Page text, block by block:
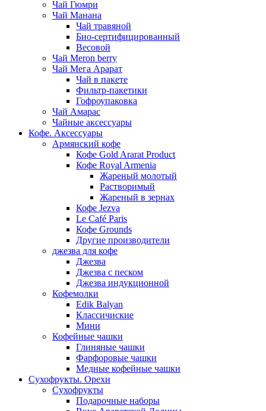
Чай Гюмри
Чай Манана
Чай травяной
Био-сертифицированный
Весовой
Чай Meron berry
Чай Мега Арарат
Чай в пакете
Фильтр-пакетики
Гофроупаковка
Чай Амарас
Чайные аксессуары
Кофе. Аксессуары
Армянский кофе
Кофе Gold Ararat Product
Кофе Royal Armenia
Жареный молотый
Растворимый
Жареный в зернах
Кофе Jezva
Le Café Paris
Кофе Grounds
Другие производители
джезва для кофе
Джезва
Джезва с песком
Джезва индукционной
Кофемолки
Edik Balyan
Классичиские
Мини
Кофейные чашки
Глиняные чашки
Фарфоровые чашки
Медные кофейные чашки
Сухофрукты. Орехи
Сухофрукты
Подарочные наборы